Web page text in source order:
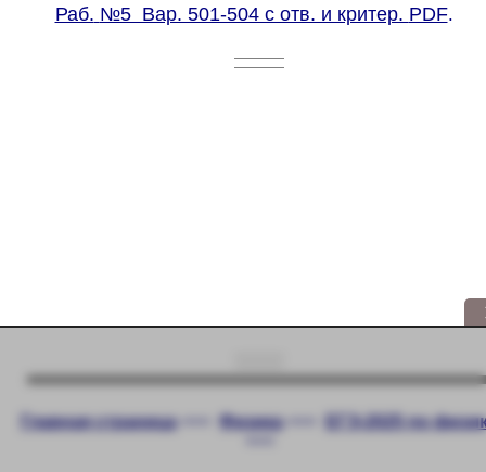
Раб. №5 Вар. 501-504 с отв. и критер. PDF.
Главная страница<<< Физика<<<
ЕГЭ-2025 по